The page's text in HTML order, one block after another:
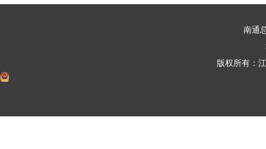
南通
版权所有：